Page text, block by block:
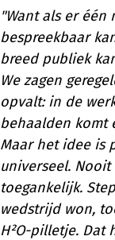
"Want als er
bespreekbaar
breed publiek
We zagen
opvalt: in de
behaalden komt
Maar het idee is
universeel.
toegankelijk.
wedstrijd won,
H²O-pilletje. Dat